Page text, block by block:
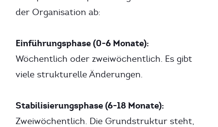
der Organisation ab:
Einführungsphase (0-6 Monate):
Wöchentlich oder zweiwöchentlich. Es gibt
viele strukturelle Änderungen.
Stabilisierungsphase (6-18 Monate):
Zweiwöchentlich. Die Grundstruktur steht,